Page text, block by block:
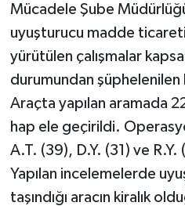
Mücadele Şube
uyuşturucu madde
yürütülen çalışmalar
durumundan
Araçta yapılan aramada
hap ele geçirildi.
A.T. (39), D.Y. (31) ve R.Y.
Yapılan incelemelerde
taşındığı aracın kiralık
Güvenlik
HABERDE İNSAN
İNSAN
İş Dünyası